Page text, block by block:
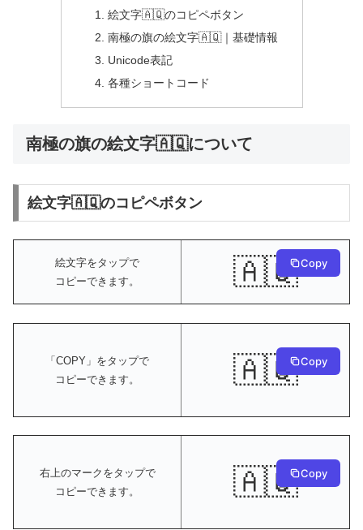
絵文字🇦🇶のコピペボタン
南極の旗の絵文字🇦🇶｜基礎情報
Unicode表記
各種ショートコード
南極の旗の絵文字🇦🇶について
絵文字🇦🇶のコピペボタン
絵文字をタップで
コピーできます。
🇦🇶 Copy
「COPY」をタップで
コピーできます。
🇦🇶 Copy
右上のマークをタップで
コピーできます。
🇦🇶 Copy